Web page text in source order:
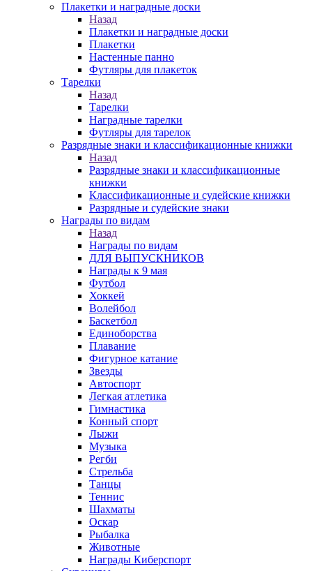
Плакетки и наградные доски
Назад
Плакетки и наградные доски
Плакетки
Настенные панно
Футляры для плакеток
Тарелки
Назад
Тарелки
Наградные тарелки
Футляры для тарелок
Разрядные знаки и классификационные книжки
Назад
Разрядные знаки и классификационные
книжки
Классификационные и судейские книжки
Разрядные и судейские знаки
Награды по видам
Назад
Награды по видам
ДЛЯ ВЫПУСКНИКОВ
Награды к 9 мая
Футбол
Хоккей
Волейбол
Баскетбол
Единоборства
Плавание
Фигурное катание
Звезды
Автоспорт
Легкая атлетика
Гимнастика
Конный спорт
Лыжи
Музыка
Регби
Стрельба
Танцы
Теннис
Шахматы
Оскар
Рыбалка
Животные
Награды Киберспорт